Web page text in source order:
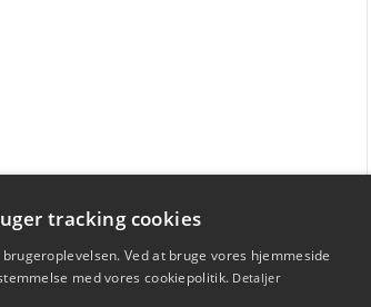
tracking cookies
Ved at bruge vores hjemmeside
med vores cookiepolitik. Detaljer